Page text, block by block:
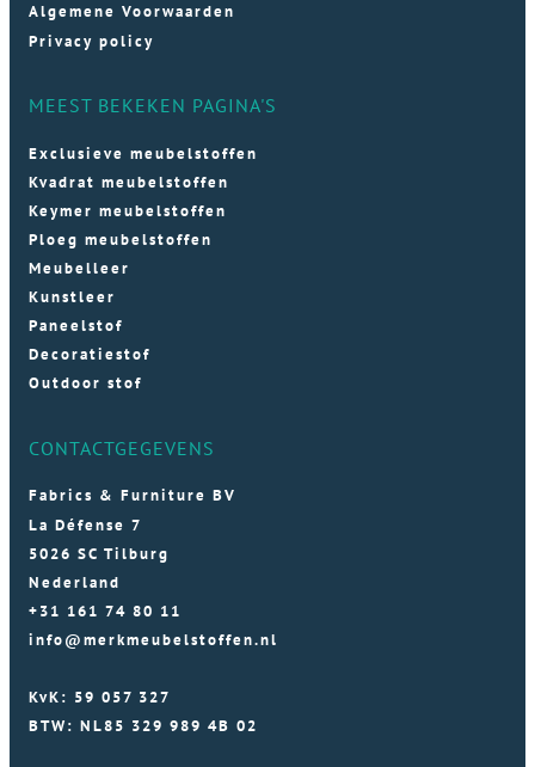
Algemene Voorwaarden
Privacy policy
MEEST BEKEKEN PAGINA'S
Exclusieve meubelstoffen
Kvadrat meubelstoffen
Keymer meubelstoffen
Ploeg meubelstoffen
Meubelleer
Kunstleer
Paneelstof
Decoratiestof
Outdoor stof
CONTACTGEGEVENS
Fabrics & Furniture BV
La Défense 7
5026 SC Tilburg
Nederland
+31 161 74 80 11
info@merkmeubelstoffen.nl
KvK: 59 057 327
BTW: NL85 329 989 4B 02